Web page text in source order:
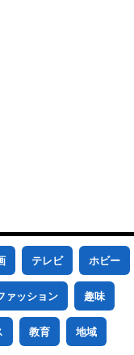
テレビ ホビー
ァッション 趣味
教育 地域